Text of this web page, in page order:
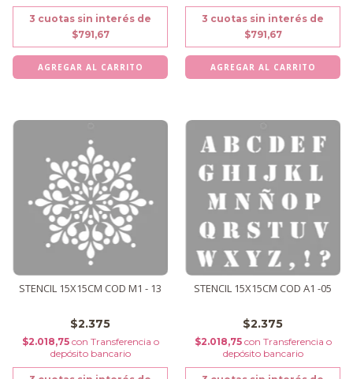
3 cuotas sin interés de
$791,67
3 cuotas sin interés de
$791,67
STENCIL 15X15CM COD M1 - 13
$2.375
$2.018,75 con Transferencia o
depósito bancario
STENCIL 15X15CM COD A1 -05
$2.375
$2.018,75 con Transferencia o
depósito bancario